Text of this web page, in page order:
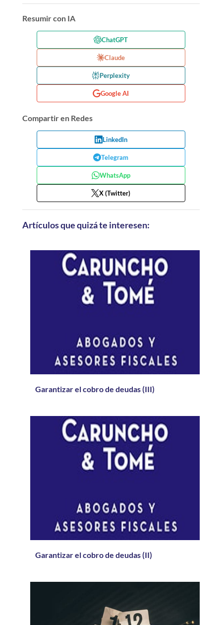
Resumir con IA
ChatGPT
Claude
Perplexity
Google AI
Compartir en Redes
LinkedIn
Telegram
WhatsApp
X (Twitter)
Artículos que quizá te interesen:
Garantizar el cobro de deudas (III)
Garantizar el cobro de deudas (II)